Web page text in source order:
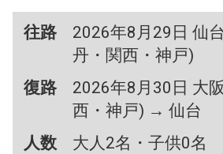
往路
2026年8月29日 仙
丹・関西・神戸)
復路
2026年8月30日 大
西・神戸) → 仙台
人数
大人2名・子供0名